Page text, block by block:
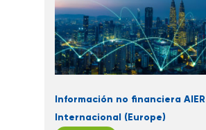
Información no financiera AIER
Internacional (Europe)